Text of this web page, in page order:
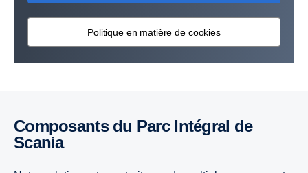
Politique en matière de cookies
Composants du Parc Intégral de
Scania